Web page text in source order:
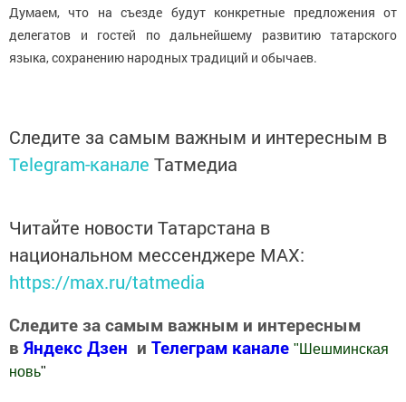
Думаем, что на съезде будут конкретные предложения от
делегатов и гостей по дальнейшему развитию татарского
языка, сохранению народных традиций и обычаев.
Следите за самым важным и интересным в
Telegram-канале Татмедиа
Читайте новости Татарстана в
национальном мессенджере MАХ:
https://max.ru/tatmedia
Следите за самым важным и интересным
в Яндекс Дзен и Телеграм канале " Шешминская
новь"